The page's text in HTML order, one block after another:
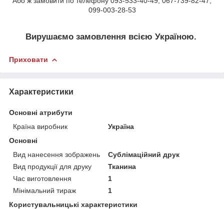
099-003-28-53
Вирушаємо замовлення всією Україною.
Приховати
Характеристики
Основні атрибути
Країна виробник
Україна
Основні
Вид нанесення зображень
Сублімаційний друк
Вид продукції для друку
Тканина
Час виготовлення
1
Мінімальний тираж
1
Користувальницькі характеристики